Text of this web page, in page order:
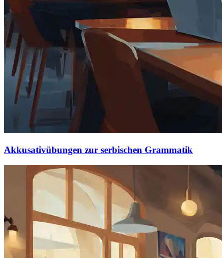
Akkusativübungen zur serbischen Grammatik